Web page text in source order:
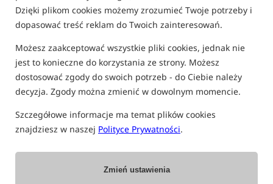
Dzięki plikom cookies możemy zrozumieć Twoje potrzeby i
dopasować treść reklam do Twoich zainteresowań.
Możesz zaakceptować wszystkie pliki cookies, jednak nie
jest to konieczne do korzystania ze strony. Możesz
dostosować zgody do swoich potrzeb - do Ciebie należy
decyzja. Zgody można zmienić w dowolnym momencie.
Szczegółowe informacje ma temat plików cookies
znajdziesz w naszej Polityce Prywatności.
Zmień ustawienia
Wyprzedaż
Cranberry
Amino Complex Żurawina
Bestseller!
Protein Bird - MultiFruit